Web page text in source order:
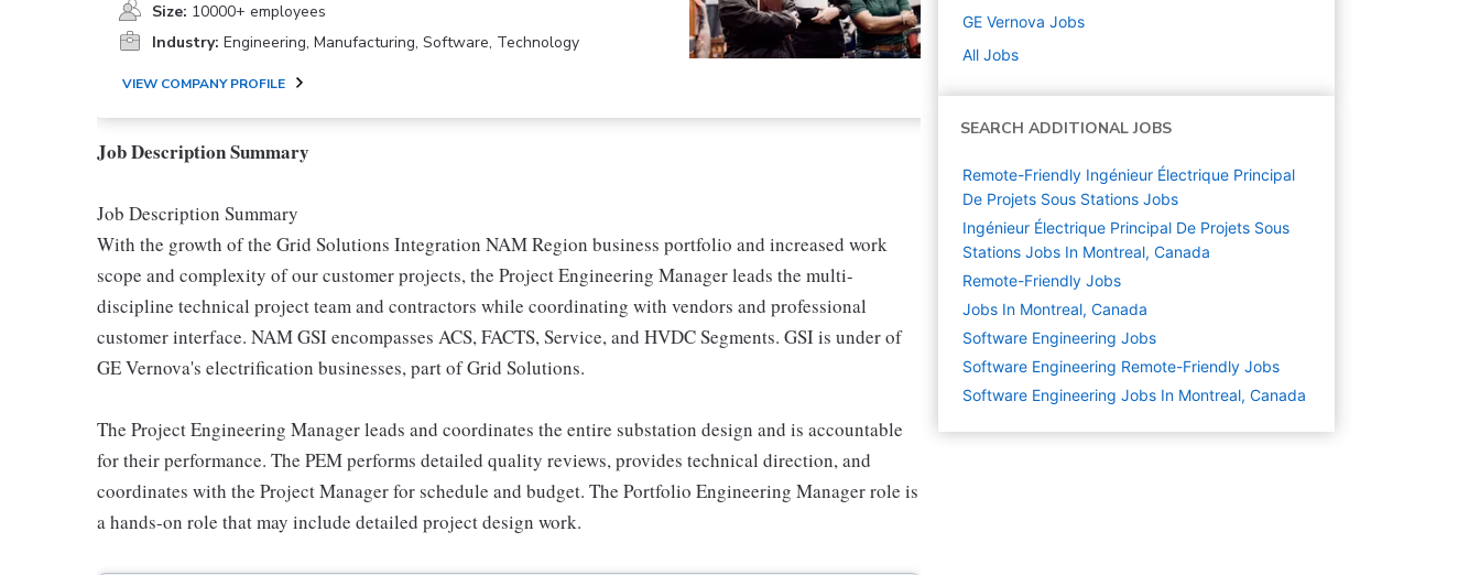
Size: 10000+ employees
Industry: Engineering, Manufacturing, Software, Technology
VIEW COMPANY PROFILE
Job Description Summary
Job Description Summary
With the growth of the Grid Solutions Integration NAM Region business portfolio and increased work
scope and complexity of our customer projects, the Project Engineering Manager leads the multi-
discipline technical project team and contractors while coordinating with vendors and professional
customer interface. NAM GSI encompasses ACS, FACTS, Service, and HVDC Segments. GSI is under of
GE Vernova's electrification businesses, part of Grid Solutions.
The Project Engineering Manager leads and coordinates the entire substation design and is accountable
for their performance. The PEM performs detailed quality reviews, provides technical direction, and
coordinates with the Project Manager for schedule and budget. The Portfolio Engineering Manager role is
a hands-on role that may include detailed project design work.
GE Vernova Jobs
All Jobs
SEARCH ADDITIONAL JOBS
Remote-Friendly Ingénieur Électrique Principal
De Projets Sous Stations Jobs
Ingénieur Électrique Principal De Projets Sous
Stations Jobs In Montreal, Canada
Remote-Friendly Jobs
Jobs In Montreal, Canada
Software Engineering Jobs
Software Engineering Remote-Friendly Jobs
Software Engineering Jobs In Montreal, Canada